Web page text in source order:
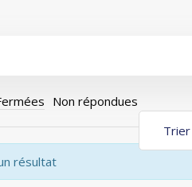
Non répondues
résultat